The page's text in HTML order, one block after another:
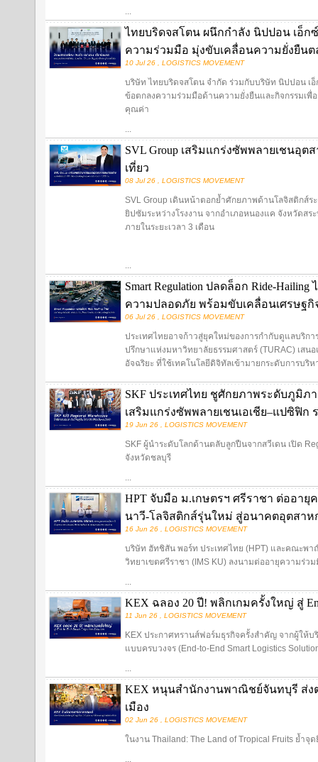
...
ไทยบริดจสโตน ผนึกกำลัง นิปปอน เอ็ก
ความร่วมมือ มุ่งขับเคลื่อนความยั่งยืน
10 Jul 26 , LOGISTICS MOVEMENT
บริษัท ไทยบริดจสโตน จำกัด ร่วมกับบริษัท นิปปอน เ
ข้อตกลงความร่วมมือด้านความยั่งยืนและกิจกรรมเพื่
คุณค่า
...
SVL Group เสริมแกร่งซัพพลายเชนอุ
เที่ยว
08 Jul 26 , LOGISTICS MOVEMENT
SVL Group เดินหน้าตอกย้ำศักยภาพด้านโลจิสติกส์ร
ยิปซัมระหว่างโรงงาน จากอำเภอหนองแค จังหวัดส
ภายในระยะเวลา 3 เดือน
...
Smart Regulation ปลดล็อก Ride-
ความปลอดภัย พร้อมขับเคลื่อนเศรษฐกิ
06 Jul 26 , LOGISTICS MOVEMENT
ประเทศไทยอาจก้าวสู่ยุคใหม่ของการกำกับดูแลบริก
ปรึกษาแห่งมหาวิทยาลัยธรรมศาสตร์ (TURAC) เสน
อัจฉริยะ ที่ใช้เทคโนโลยีดิจิทัลเข้ามายกระดับการบริห
SKF ประเทศไทย ชูศักยภาพระดับภูมิภา
เสริมแกร่งซัพพลายเชนเอเชีย–แปซิฟิก
19 Jun 26 , LOGISTICS MOVEMENT
SKF ผู้นำระดับโลกด้านตลับลูกปืนจากสวีเดน เปิด
จังหวัดชลบุรี
...
HPT จับมือ ม.เกษตรฯ ศรีราชา ต่ออา
นาวี-โลจิสติกส์รุ่นใหม่ สู่อนาคตอุตสาห
16 Jun 26 , LOGISTICS MOVEMENT
บริษัท ฮัทชิสัน พอร์ท ประเทศไทย (HPT) และคณะพ
วิทยาเขตศรีราชา (IMS KU) ลงนามต่ออายุความร่ว
...
KEX ฉลอง 20 ปี! พลิกเกมครั้งใหญ่ สู่
11 Jun 26 , LOGISTICS MOVEMENT
KEX ประกาศทรานส์ฟอร์มธุรกิจครั้งสำคัญ จากผู้ให้
แบบครบวงจร (End-to-End Smart Logistics
...
KEX หนุนสำนักงานพาณิชย์จันทบุรี ส่ง
เมือง
02 Jun 26 , LOGISTICS MOVEMENT
ในงาน Thailand: The Land of Tropical Fruits ย้ำ
...